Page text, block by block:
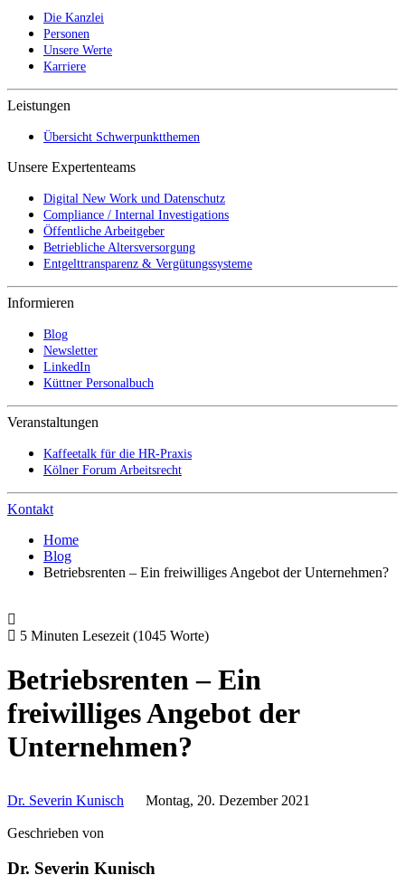
Die Kanzlei
Personen
Unsere Werte
Karriere
Leistungen
Übersicht Schwerpunktthemen
Unsere Expertenteams
Digital New Work und Datenschutz
Compliance / Internal Investigations
Öffentliche Arbeitgeber
Betriebliche Altersversorgung
Entgelttransparenz & Vergütungssysteme
Informieren
Blog
Newsletter
LinkedIn
Küttner Personalbuch
Veranstaltungen
Kaffeetalk für die HR-Praxis
Kölner Forum Arbeitsrecht
Kontakt
Home
Blog
Betriebsrenten – Ein freiwilliges Angebot der Unternehmen?
5 Minuten Lesezeit (1045 Worte)
Betriebsrenten – Ein
freiwilliges Angebot der
Unternehmen?
Dr. Severin Kunisch Montag, 20. Dezember 2021
Geschrieben von
Dr. Severin Kunisch